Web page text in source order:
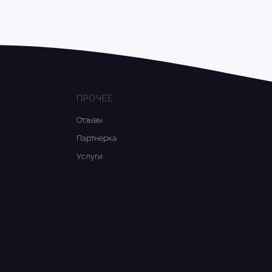
ПРОЧЕЕ
Отзывы
Партнерка
Услуги